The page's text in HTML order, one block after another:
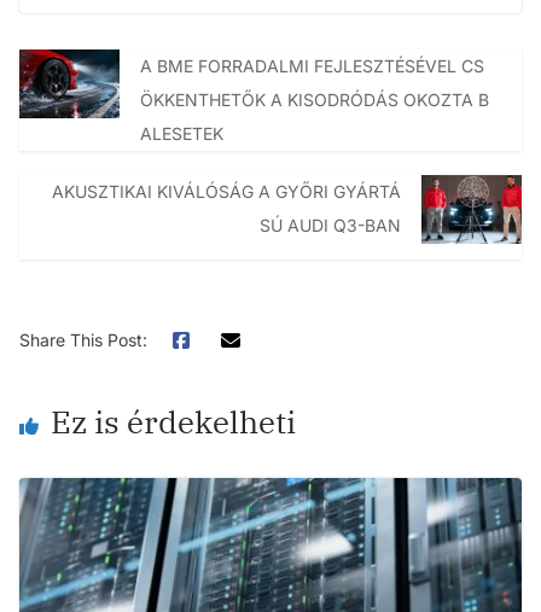
A BME FORRADALMI FEJLESZTÉSÉVEL CS
ÖKKENTHETŐK A KISODRÓDÁS OKOZTA B
ALESETEK
AKUSZTIKAI KIVÁLÓSÁG A GYŐRI GYÁRTÁ
SÚ AUDI Q3-BAN
Share This Post:
Ez is érdekelheti